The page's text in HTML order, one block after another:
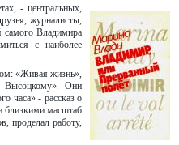
- центральных,
журналисты,
самого Владимира
с наиболее
«Живая жизнь»,
Высоцкому». Они
часа» - рассказ о
близкими масштаб
проделал работу,